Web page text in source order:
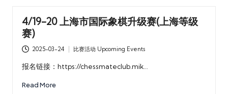
国
际
象
棋
俱
4/19-20 上海市国际象棋升级赛(上海等级
赛)
2025-03-24
Posted
in
比赛活动 Upcoming Events
报名链接：https://chessmateclub.mik…
Read More